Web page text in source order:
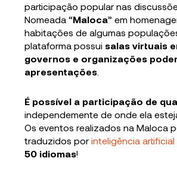
participação popular nas
Nomeada “Maloca” em
habitações de algumas
plataforma possui salas virtuais
governos e organizações
apresentações
É possível a participação de
independemente de onde ela
Os eventos realizados na Maloca
traduzidos porinteligência artificial
50 idiomas!